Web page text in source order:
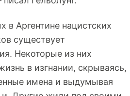
в Аргентине нацистских
существует
Некоторые из них
в изгнании, скрываясь,
имена и выдумывая